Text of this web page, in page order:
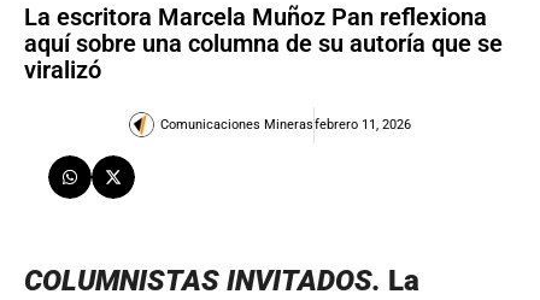
La escritora Marcela Muñoz Pan reflexiona
aquí sobre una columna de su autoría que se
viralizó
Comunicaciones Minerasfebrero 11, 2026
COLUMNISTAS INVITADOS. La